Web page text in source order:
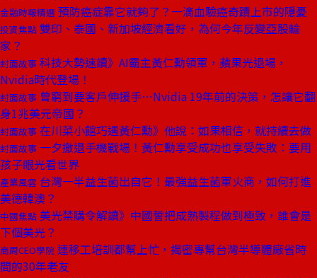
金融時報精選 預防癌症靠它就夠了？一滴血驗癌奇蹟上市的隱憂
投資焦點 雙印、泰國、新加坡經濟看好，為何今年反變亞股輸
家？
封面故事 科技大勢速讀》AI霸主黃仁勳領軍，蘋果光退場，
Nvidia時代登場！
封面故事 曾窮到要客戶伸援手⋯Nvidia 19年前的決策，怎讓它翻
身1兆美元帝國？
封面故事 在川菜小館巧遇黃仁勳》他說：如果相信，就持續去做
封面故事 一夕撤退手機戰場！黃仁勳享受成功也享受失敗：要用
孩子眼光看世界
產業風雲 台灣一半益生菌出自它！最強益生菌軍火商，如何打進
美德韓澳？
中國焦點 美光禁購令解讀》中國誓把成熟製程做到極致，誰會是
下個美光？
商周CEO學院 連移工培訓都幫上忙，揭密專幫台灣半導體廠省時
間的30年老友